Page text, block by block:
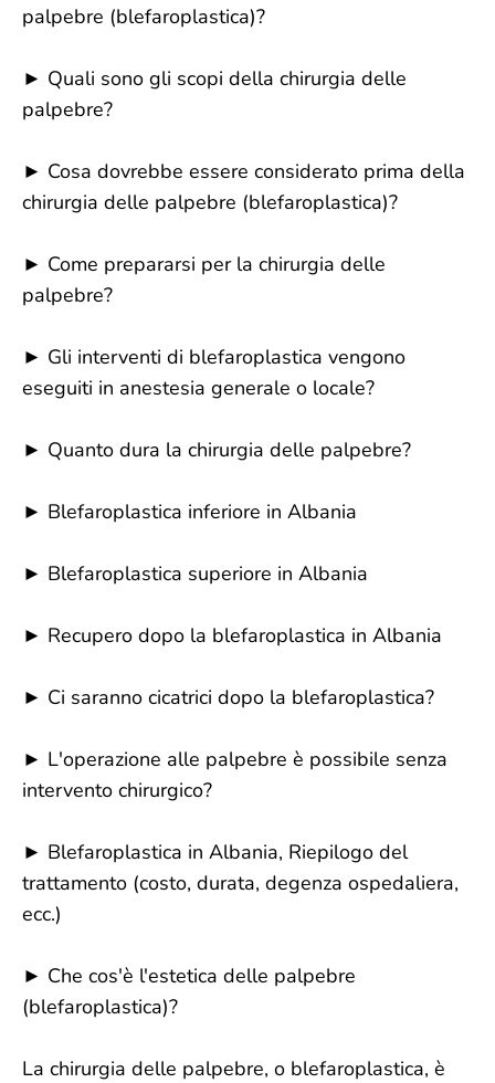
palpebre (blefaroplastica)?
► Quali sono gli scopi della chirurgia delle
palpebre?
► Cosa dovrebbe essere considerato prima della
chirurgia delle palpebre (blefaroplastica)?
► Come prepararsi per la chirurgia delle
palpebre?
► Gli interventi di blefaroplastica vengono
eseguiti in anestesia generale o locale?
► Quanto dura la chirurgia delle palpebre?
► Blefaroplastica inferiore in Albania
► Blefaroplastica superiore in Albania
► Recupero dopo la blefaroplastica in Albania
► Ci saranno cicatrici dopo la blefaroplastica?
► L'operazione alle palpebre è possibile senza
intervento chirurgico?
► Blefaroplastica in Albania, Riepilogo del
trattamento (costo, durata, degenza ospedaliera,
ecc.)
► Che cos'è l'estetica delle palpebre
(blefaroplastica)?
La chirurgia delle palpebre, o blefaroplastica, è